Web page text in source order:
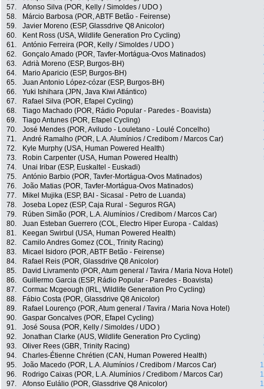
57.
Afonso Silva (POR, Kelly / Simoldes / UDO )
58.
Márcio Barbosa (POR, ABTF Betão - Feirense)
59.
Javier Moreno (ESP, Glassdrive Q8 Anicolor)
60.
Kent Ross (USA, Wildlife Generation Pro Cycling)
61.
António Ferreira (POR, Kelly / Simoldes / UDO )
62.
Gonçalo Amado (POR, Tavfer-Mortágua-Ovos Matinados)
63.
Adrià Moreno (ESP, Burgos-BH)
64.
Mario Aparicio (ESP, Burgos-BH)
65.
Juan Antonio López-cózar (ESP, Burgos-BH)
66.
Yuki Ishihara (JPN, Java Kiwi Atlántico)
67.
Rafael Silva (POR, Efapel Cycling)
68.
Tiago Machado (POR, Rádio Popular - Paredes - Boavista)
69.
Tiago Antunes (POR, Efapel Cycling)
70.
José Mendes (POR, Aviludo - Louletano - Loulé Concelho)
71.
André Ramalho (POR, L.A. Alumínios / Credibom / Marcos Car)
72.
Kyle Murphy (USA, Human Powered Health)
73.
Robin Carpenter (USA, Human Powered Health)
74.
Unai Iribar (ESP, Euskaltel - Euskadi)
75.
António Barbio (POR, Tavfer-Mortágua-Ovos Matinados)
76.
João Matias (POR, Tavfer-Mortágua-Ovos Matinados)
77.
Mikel Mujika (ESP, BAI - Sicasal - Petro de Luanda)
78.
Joseba Lopez (ESP, Caja Rural - Seguros RGA)
79.
Rúben Simão (POR, L.A. Alumínios / Credibom / Marcos Car)
80.
Juan Esteban Guerrero (COL, Electro Hiper Europa - Caldas)
81.
Keegan Swirbul (USA, Human Powered Health)
82.
Camilo Andres Gomez (COL, Trinity Racing)
83.
Micael Isidoro (POR, ABTF Betão - Feirense)
84.
Rafael Reis (POR, Glassdrive Q8 Anicolor)
85.
David Livramento (POR, Atum general / Tavira / Maria Nova Hotel)
86.
Guillermo Garcia (ESP, Rádio Popular - Paredes - Boavista)
87.
Cormac Mcgeough (IRL, Wildlife Generation Pro Cycling)
88.
Fábio Costa (POR, Glassdrive Q8 Anicolor)
89.
Rafael Lourenço (POR, Atum general / Tavira / Maria Nova Hotel)
90.
Gaspar Goncalves (POR, Efapel Cycling)
91.
José Sousa (POR, Kelly / Simoldes / UDO )
92.
Jonathan Clarke (AUS, Wildlife Generation Pro Cycling)
93.
Oliver Rees (GBR, Trinity Racing)
94.
Charles-Étienne Chrétien (CAN, Human Powered Health)
95.
João Macedo (POR, L.A. Alumínios / Credibom / Marcos Car)
96.
Rodrigo Caixas (POR, L.A. Alumínios / Credibom / Marcos Car)
97.
Afonso Eulálio (POR, Glassdrive Q8 Anicolor)